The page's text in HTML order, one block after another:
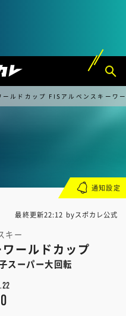
ールドカップ FISアルペンスキーワ
最終更新22:12 byスポカレ公式
キー
ールドカップ
スーパー大回転
通知設定